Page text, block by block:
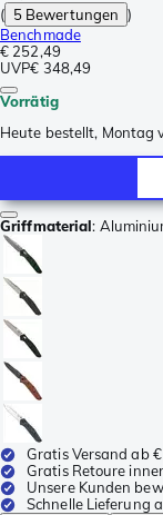
( 5 Bewertungen )
Benchmade
€ 252,49
UVP€ 348,49
Vorrätig
Heute bestellt, Montag
Griffmaterial:
Gratis Versand ab
Gratis Retoure
Unsere Kunden
Schnelle Lieferung